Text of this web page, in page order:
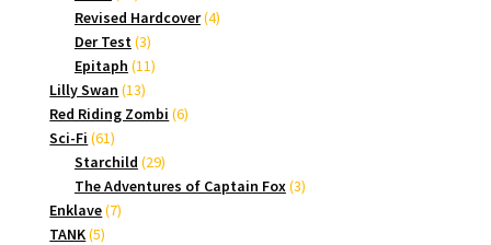
Produkte
Revised Hardcover 44
Der Test 33
Produkte
Epitaph 1111
Lilly Swan 1313
Produkte
Red Riding Zombi 66
Sci-Fi 6161
Produkte
Starchild 2929
Produkte
The Adventures of Captain Fox 33
Enklave 77
TANK 55